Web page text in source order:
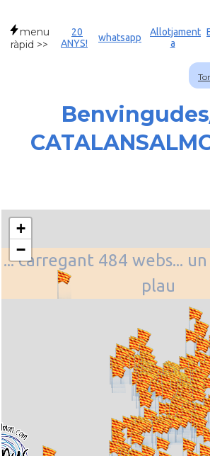
menu
ràpid >>
20
ANYS!
whatsapp
Allotjament
a
... carregant 484 webs...
plau
+
−